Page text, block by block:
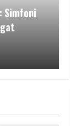
Simfoni